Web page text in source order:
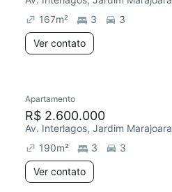
167m² 3
3
Ver contato
Apartamento
R$ 2.600.000
Av. Interlagos, Jardim Marajoara
190m² 3
3
Ver contato